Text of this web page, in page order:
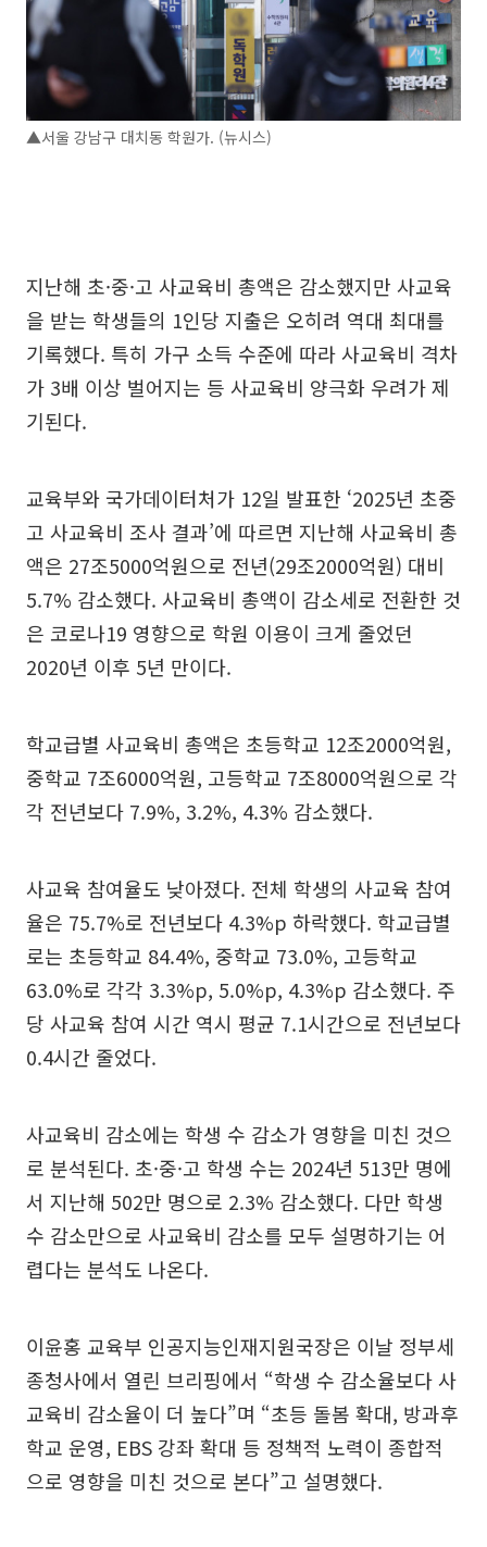
▲서울 강남구 대치동 학원가. (뉴시스)
지난해 초·중·고 사교육비 총액은 감소했지만 사교육
을 받는 학생들의 1인당 지출은 오히려 역대 최대를
기록했다. 특히 가구 소득 수준에 따라 사교육비 격차
가 3배 이상 벌어지는 등 사교육비 양극화 우려가 제
기된다.
교육부와 국가데이터처가 12일 발표한 ‘2025년 초중
고 사교육비 조사 결과’에 따르면 지난해 사교육비 총
액은 27조5000억원으로 전년(29조2000억원) 대비
5.7% 감소했다. 사교육비 총액이 감소세로 전환한 것
은 코로나19 영향으로 학원 이용이 크게 줄었던
2020년 이후 5년 만이다.
학교급별 사교육비 총액은 초등학교 12조2000억원,
중학교 7조6000억원, 고등학교 7조8000억원으로 각
각 전년보다 7.9%, 3.2%, 4.3% 감소했다.
사교육 참여율도 낮아졌다. 전체 학생의 사교육 참여
율은 75.7%로 전년보다 4.3%p 하락했다. 학교급별
로는 초등학교 84.4%, 중학교 73.0%, 고등학교
63.0%로 각각 3.3%p, 5.0%p, 4.3%p 감소했다. 주
당 사교육 참여 시간 역시 평균 7.1시간으로 전년보다
0.4시간 줄었다.
사교육비 감소에는 학생 수 감소가 영향을 미친 것으
로 분석된다. 초·중·고 학생 수는 2024년 513만 명에
서 지난해 502만 명으로 2.3% 감소했다. 다만 학생
수 감소만으로 사교육비 감소를 모두 설명하기는 어
렵다는 분석도 나온다.
이윤홍 교육부 인공지능인재지원국장은 이날 정부세
종청사에서 열린 브리핑에서 “학생 수 감소율보다 사
교육비 감소율이 더 높다”며 “초등 돌봄 확대, 방과후
학교 운영, EBS 강좌 확대 등 정책적 노력이 종합적
으로 영향을 미친 것으로 본다”고 설명했다.